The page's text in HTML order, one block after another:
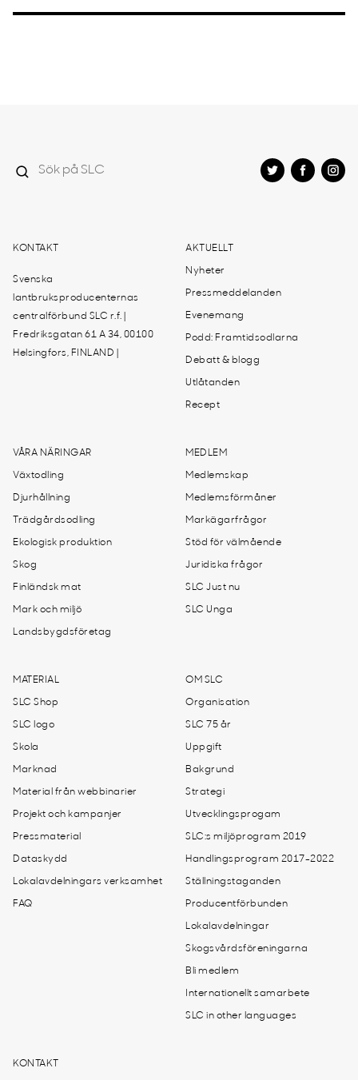
KONTAKT
Svenska
lantbruksproducenternas
centralförbund SLC r.f. |
Fredriksgatan 61 A 34, 00100
Helsingfors, FINLAND |
AKTUELLT
Nyheter
Pressmeddelanden
Evenemang
Podd: Framtidsodlarna
Debatt & blogg
Utlåtanden
Recept
VÅRA NÄRINGAR
Växtodling
Djurhållning
Trädgårdsodling
Ekologisk produktion
Skog
Finländsk mat
Mark och miljö
Landsbygdsföretag
MEDLEM
Medlemskap
Medlemsförmåner
Markägarfrågor
Stöd för välmående
Juridiska frågor
SLC Just nu
SLC Unga
MATERIAL
SLC Shop
SLC logo
Skola
Marknad
Material från webbinarier
Projekt och kampanjer
Pressmaterial
Dataskydd
Lokalavdelningars verksamhet
FAQ
OM SLC
Organisation
SLC 75 år
Uppgift
Bakgrund
Strategi
Utvecklingsprogam
SLC:s miljöprogram 2019
Handlingsprogram 2017-2022
Ställningstaganden
Producentförbunden
Lokalavdelningar
Skogsvårdsföreningarna
Bli medlem
Internationellt samarbete
SLC in other languages
KONTAKT